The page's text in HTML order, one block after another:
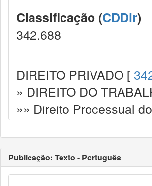
Classificação (CDDir)
342.688
DIREITO PRIVADO [
» DIREITO DO
»» Direito Processual
Publicação: Texto - Português